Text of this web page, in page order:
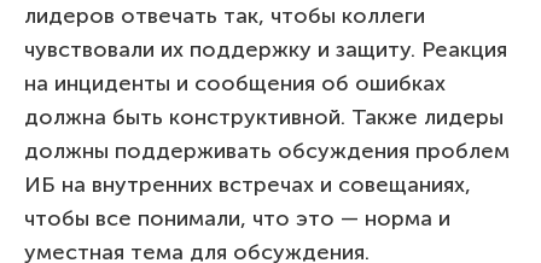
лидеров отвечать так, чтобы коллеги
чувствовали их поддержку и защиту. Реакция
на инциденты и сообщения об ошибках
должна быть конструктивной. Также лидеры
должны поддерживать обсуждения проблем
ИБ на внутренних встречах и совещаниях,
чтобы все понимали, что это — норма и
уместная тема для обсуждения.